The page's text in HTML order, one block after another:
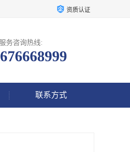
资质认证
务咨询热线:
联系方式